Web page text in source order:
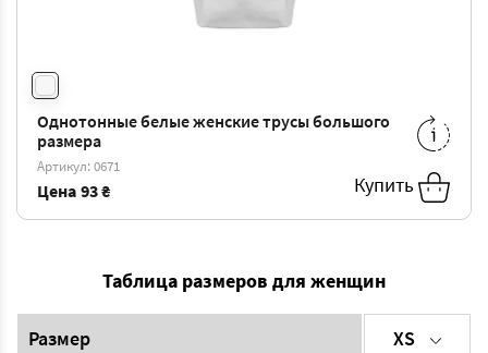
Однотонные белые женские трусы большого
размера
Артикул: 0671
Цена 93 ₴ Купить
M - 93 ₴ L - 98 ₴
XL
104 ₴
3XL - 114 ₴
Таблица размеров для женщин
Размер XS